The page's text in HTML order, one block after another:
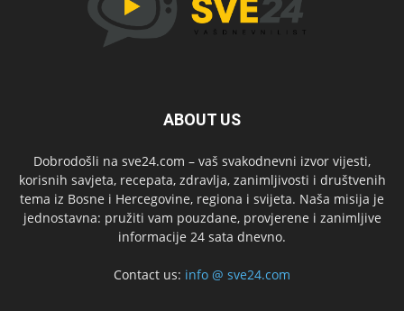
ABOUT US
Dobrodošli na sve24.com – vaš svakodnevni izvor vijesti,
korisnih savjeta, recepata, zdravlja, zanimljivosti i društvenih
tema iz Bosne i Hercegovine, regiona i svijeta. Naša misija je
jednostavna: pružiti vam pouzdane, provjerene i zanimljive
informacije 24 sata dnevno.
Contact us: info @ sve24.com